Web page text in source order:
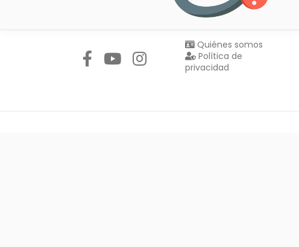
Quiénes somos
Política de
privacidad